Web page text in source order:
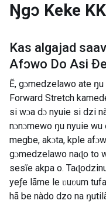
Ŋgɔ Keke
Kas algajad
Afɔwo Do Asi
Ẽ, gɔmedzelawo ate
Forward Stretch
si wɔa dɔ nyuie si dzi
nɔnɔmewo ŋu nyuie
megbe, akɔta, kple
gɔmedzelawo naɖo to
sesĩe akpa o.
yeƒe lãme le ʋuʋum
hã be nàdo dzo na